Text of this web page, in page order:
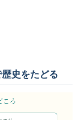
史をたどる